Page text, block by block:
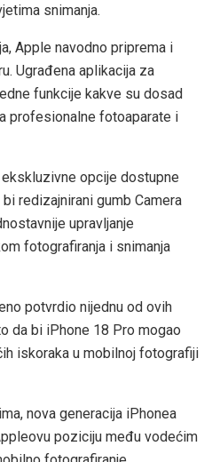
snimanja.
Apple navodno priprema i
Ugrađena aplikacija za
funkcije kakve su dosad
profesionalne fotoaparate i
opcije dostupne
redizajnirani gumb Camera
upravljanje
fotografiranja i snimanja
potvrdio nijednu od ovih
da bi iPhone 18 Pro mogao
iskoraka u mobilnoj fotografiji
nova generacija iPhonea
poziciju među vodećim